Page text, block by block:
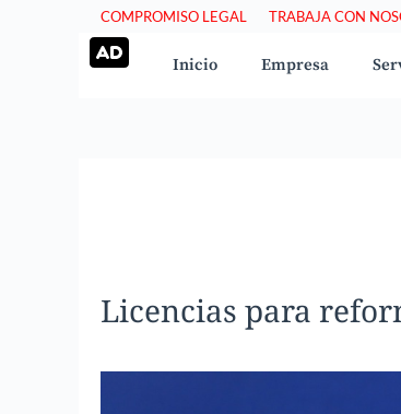
COMPROMISO LEGAL TRABAJA CON
Inicio Empresa
Licencias para